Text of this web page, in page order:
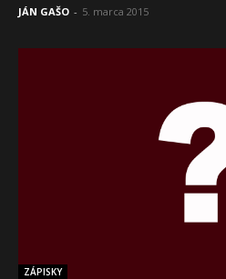
JÁN GAŠO - 5. marca 2015
ZÁPISKY